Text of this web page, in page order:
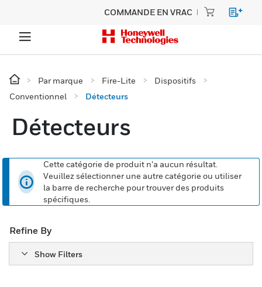
COMMANDE EN VRAC
Par marque Fire-Lite
Dispositifs
Conventionnel
Détecteurs
Détecteurs
Cette catégorie de produit n’a aucun résultat.
Veuillez sélectionner une autre catégorie ou utiliser
la barre de recherche pour trouver des produits
spécifiques.
Refine By
Show Filters